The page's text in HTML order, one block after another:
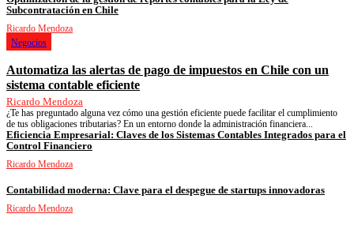
Subcontratación en Chile
Ricardo Mendoza
Negocios
Automatiza las alertas de pago de impuestos en Chile con un
sistema contable eficiente
Ricardo Mendoza
¿Te has preguntado alguna vez cómo una gestión eficiente puede facilitar el cumplimiento
de tus obligaciones tributarias? En un entorno donde la administración financiera...
Eficiencia Empresarial: Claves de los Sistemas Contables Integrados para el
Control Financiero
Ricardo Mendoza
Contabilidad moderna: Clave para el despegue de startups innovadoras
Ricardo Mendoza